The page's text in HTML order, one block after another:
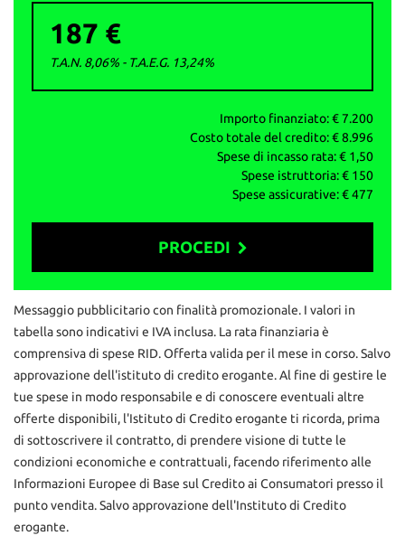
- Vendita auto usate selezionate e garantite
- Permute e ritiro usato con pagamento immediato
- Finanziamenti personalizzati
- Passaggi di proprietà istantanei
AUTO&MOTORIbs; ‒ Concesio (BS)
ATTENZIONE: per correttezza si fa presente che
187 €
T.A.N. 8,06% - T.A.E.G. 13,24%
Importo finanziato: €7.200
Costo totale del credito: €8.996
Spese di incasso rata: € 1,50
Spese istruttoria: € 150
Spese assicurative: €477
PROCEDI
Contattaci
Messaggio pubblicitario con finalità promozionale. I valori in
tabella sono indicativi e IVA inclusa. La rata finanziaria è
comprensiva di spese RID. Offerta valida per il mese in corso. Salvo
approvazione dell'istituto di credito erogante. Al fine di gestire le
tue spese in modo responsabile e di conoscere eventuali altre
offerte disponibili, l'Istituto di Credito erogante ti ricorda, prima
di sottoscrivere il contratto, di prendere visione di tutte le
condizioni economiche e contrattuali, facendo riferimento alle
Informazioni Europee di Base sul Credito ai Consumatori presso il
punto vendita. Salvo approvazione dell'Instituto di Credito
erogante.